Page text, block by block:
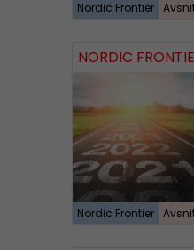
Nordic Frontier
NORDIC
Nordic Frontier